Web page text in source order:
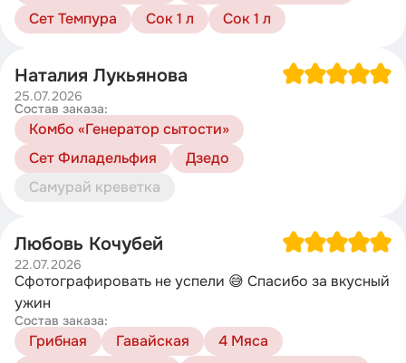
Сет Темпура
Сок 1 л Сок 1 л
Наталия Лукьянова
25.07.2026
Состав заказа:
Комбо «Генератор сытости»
Сет Филадельфия
Дзедо
Самурай креветка
Любовь Кочубей
22.07.2026
Сфотографировать не успели 😅 Спасибо за вкусный
ужин
Состав заказа:
Грибная Гавайская
4 Мяса